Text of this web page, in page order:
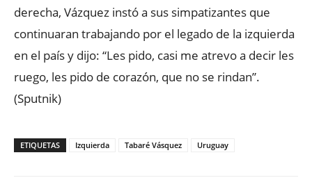
derecha, Vázquez instó a sus simpatizantes que
continuaran trabajando por el legado de la izquierda
en el país y dijo: “Les pido, casi me atrevo a decir les
ruego, les pido de corazón, que no se rindan”.
(Sputnik)
ETIQUETAS Izquierda Tabaré Vásquez Uruguay